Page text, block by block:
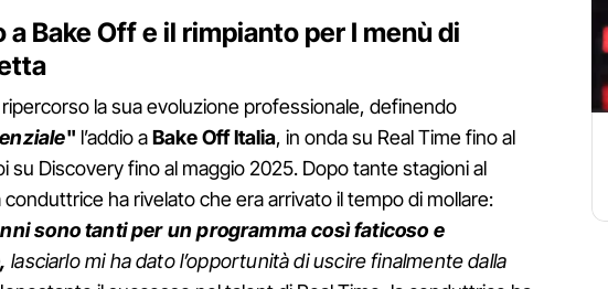
a Bake Off e il rimpianto per I menù di
ripercorso la sua evoluzione professionale, definendo
" l’addio aBake Off Italia, in onda su Real Time fino al
su Discovery fino al maggio 2025. Dopo tante stagioni al
conduttrice ha rivelato che era arrivato il tempo di mollare:
sono tanti per un programma così faticoso e
lasciarlo mi ha dato l’opportunità di uscire finalmente dalla